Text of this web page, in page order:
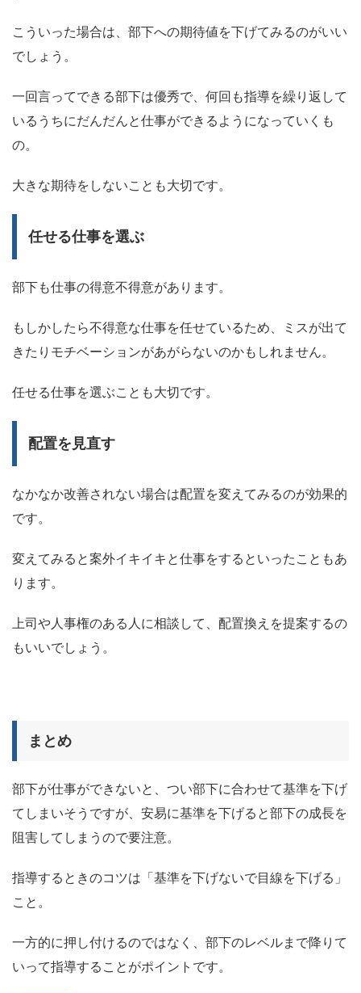
こういった場合は、部下への期待値を下げてみるのがいい
でしょう。
一回言ってできる部下は優秀で、何回も指導を繰り返して
いるうちにだんだんと仕事ができるようになっていくも
の。
大きな期待をしないことも大切です。
任せる仕事を選ぶ
部下も仕事の得意不得意があります。
もしかしたら不得意な仕事を任せているため、ミスが出て
きたりモチベーションがあがらないのかもしれません。
任せる仕事を選ぶことも大切です。
配置を見直す
なかなか改善されない場合は配置を変えてみるのが効果的
です。
変えてみると案外イキイキと仕事をするといったこともあ
ります。
上司や人事権のある人に相談して、配置換えを提案するの
もいいでしょう。
まとめ
部下が仕事ができないと、つい部下に合わせて基準を下げ
てしまいそうですが、安易に基準を下げると部下の成長を
阻害してしまうので要注意。
指導するときのコツは「基準を下げないで目線を下げる」
こと。
一方的に押し付けるのではなく、部下のレベルまで降りて
いって指導することがポイントです。